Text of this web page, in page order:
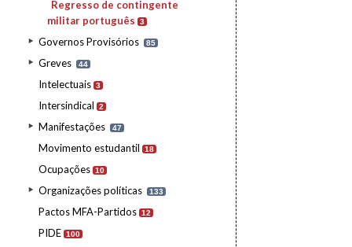
Regresso de contingente
militar português
3
Governos Provisórios 85
Greves 44
Intelectuais 3
Intersindical 2
Manifestações 47
Movimento estudantil 18
Ocupações 10
Organizações políticas 133
Pactos MFA-Partidos 12
PIDE 100